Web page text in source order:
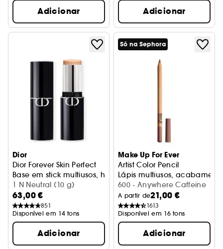
Adicionar Adicionar
Dior
Dior Forever Skin Perfect
Base em stick multiusos, hidratação durante 24 horas
1 N Neutral (10 g)
63,00 €
851
Disponível em 14 tons
Adicionar
Só na Sephora
Make Up For Ever
Artist Color Pencil
Lápis multiusos,
600 - Anywhere Caffeine
A partir de21,00 €
1613
Disponível em 16 tons
Adicionar